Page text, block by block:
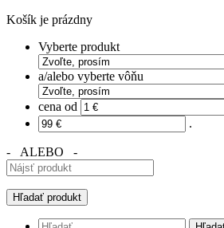
Košík je prázdny
Vyberte produkt
a/alebo vyberte vôňu
cena od
.
- ALEBO -